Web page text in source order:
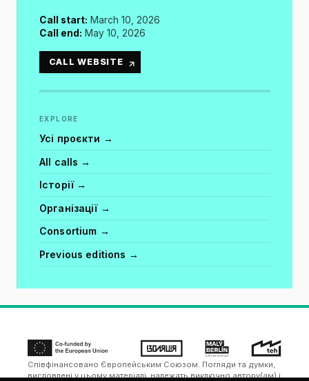
Call start: March 10, 2026
Call end: May 10, 2026
CALL WEBSITE
EXPLORE
Усі проєкти →
All calls →
Історії →
Організації →
Consortium →
Previous editions →
Співфінансовано Європейським Союзом. Погляди та думки,
висловлені у цьому матеріалі, належать виключно автору(ам) і